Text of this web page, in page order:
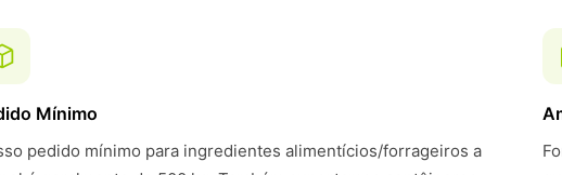
Mínimo
pedido mínimo para ingredientes alimentícios/forrageiros a